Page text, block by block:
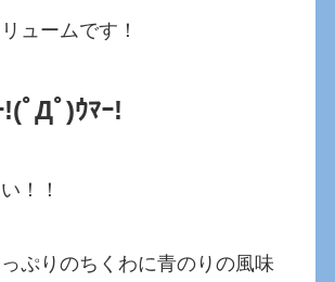
ュームです！
(ﾟДﾟ)ｳﾏｰ!
！！
ぷりのちくわに青のりの風味